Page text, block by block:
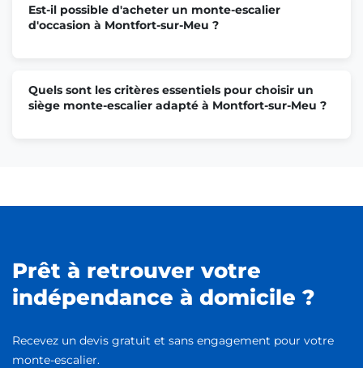
Est-il possible d'acheter un monte-escalier
d'occasion à Montfort-sur-Meu ?
Quels sont les critères essentiels pour choisir un
siège monte-escalier adapté à Montfort-sur-Meu ?
Prêt à retrouver votre
indépendance à domicile ?
Recevez un devis gratuit et sans engagement pour votre
monte-escalier.